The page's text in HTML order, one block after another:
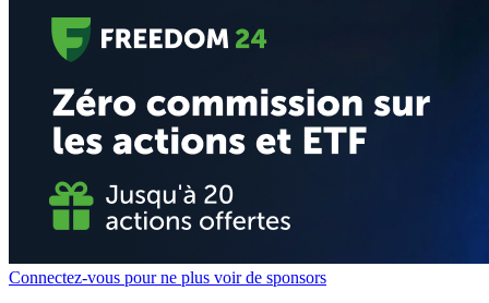
Connectez-vous pour ne plus voir de sponsors